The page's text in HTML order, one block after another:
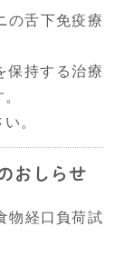
の舌下免疫療
保持する治療
。
おしらせ
物経口負荷試